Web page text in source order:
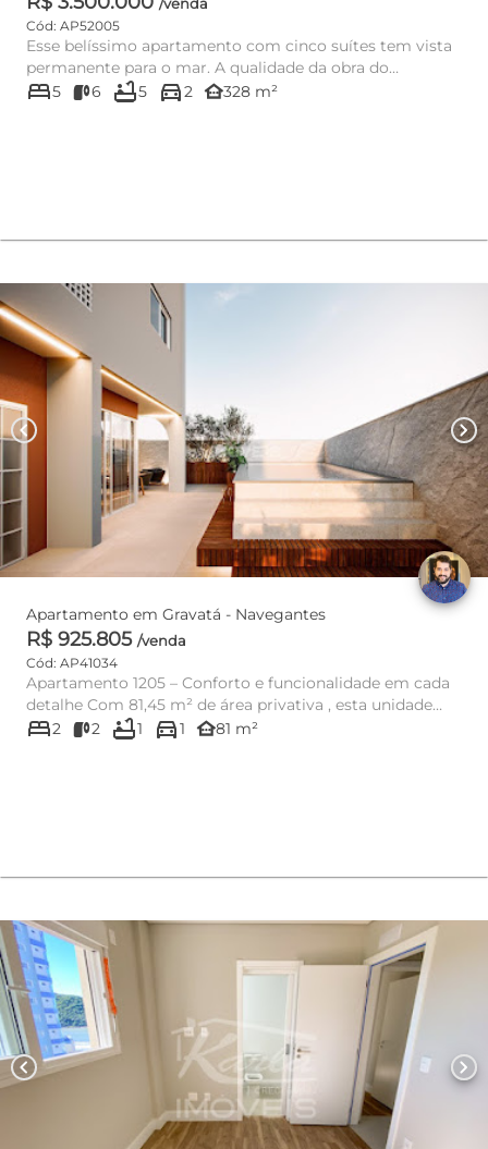
Cód: AP52005
Esse belíssimo apartamento com cinco suítes tem vista
permanente para o mar. A qualidade da obra do
empreendimento é ex...
bed5 6 bathtub5 directions_car2 other_houses328 m²
chevron_left chevron_right
Apartamento em Gravatá - Navegantes
R$ 925.805 /venda
Cód: AP41034
Apartamento 1205 – Conforto e funcionalidade em cada
detalhe Com 81,45 m² de área privativa , esta unidade
ofer...
bed2 2 bathtub1 directions_car1 other_houses81 m²
chevron_left chevron_right